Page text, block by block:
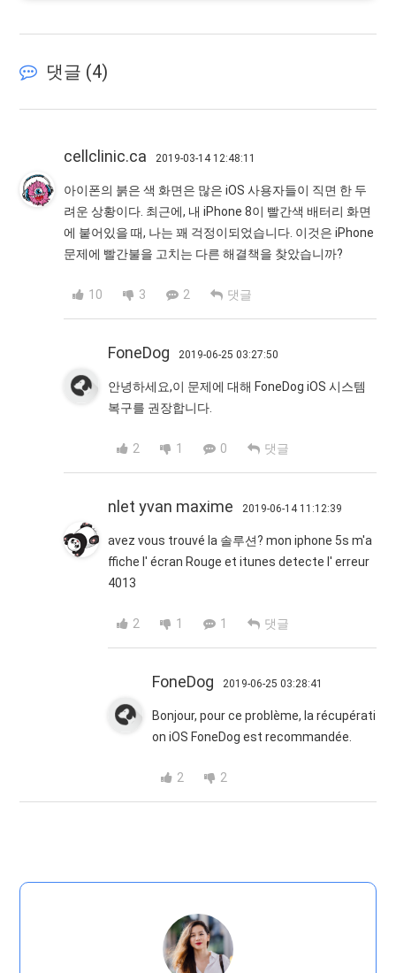
댓글 (4)
cellclinic.ca 2019-03-14 12:48:11
아이폰의 붉은 색 화면은 많은 iOS 사용자들이 직면 한 두
려운 상황이다. 최근에, 내 iPhone 8이 빨간색 배터리 화면
에 붙어있을 때, 나는 꽤 걱정이되었습니다. 이것은 iPhone
문제에 빨간불을 고치는 다른 해결책을 찾았습니까?
10 3 2 댓글
FoneDog 2019-06-25 03:27:50
안녕하세요,이 문제에 대해 FoneDog iOS 시스템
복구를 권장합니다.
2 1 0 댓글
nlet yvan maxime 2019-06-14 11:12:39
avez vous trouvé la 솔루션? mon iphone 5s m'a
ffiche l' écran Rouge et itunes detecte l' erreur
4013
2 1 1 댓글
FoneDog 2019-06-25 03:28:41
Bonjour, pour ce problème, la récupérati
on iOS FoneDog est recommandée.
2 2